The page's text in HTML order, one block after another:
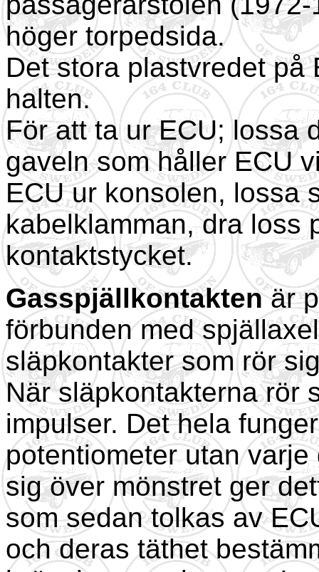
höger torpedsida.
Det stora plastvredet på
halten.
För att ta ur ECU; lossa
gaveln som håller ECU
ECU ur konsolen, lossa
kabelklamman, dra loss
kontaktstycket.
Gasspjällkontaktenär
förbunden med
släpkontakter som rör
När släpkontakterna rör
impulser. Det hela
potentiometer utan
sig över mönstret ger
som sedan tolkas av
och deras täthet